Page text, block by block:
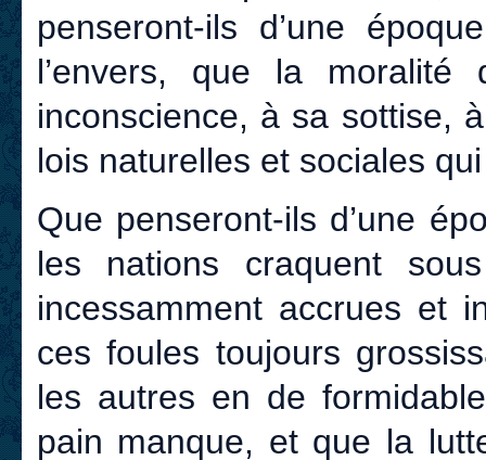
penseront-ils d’une
l’envers, que la
inconscience, à sa sottise,
lois naturelles et sociales
Que penseront-ils d’une
les nations craquent
incessamment accrues et
ces foules toujours
les autres en de
pain manque, et que la